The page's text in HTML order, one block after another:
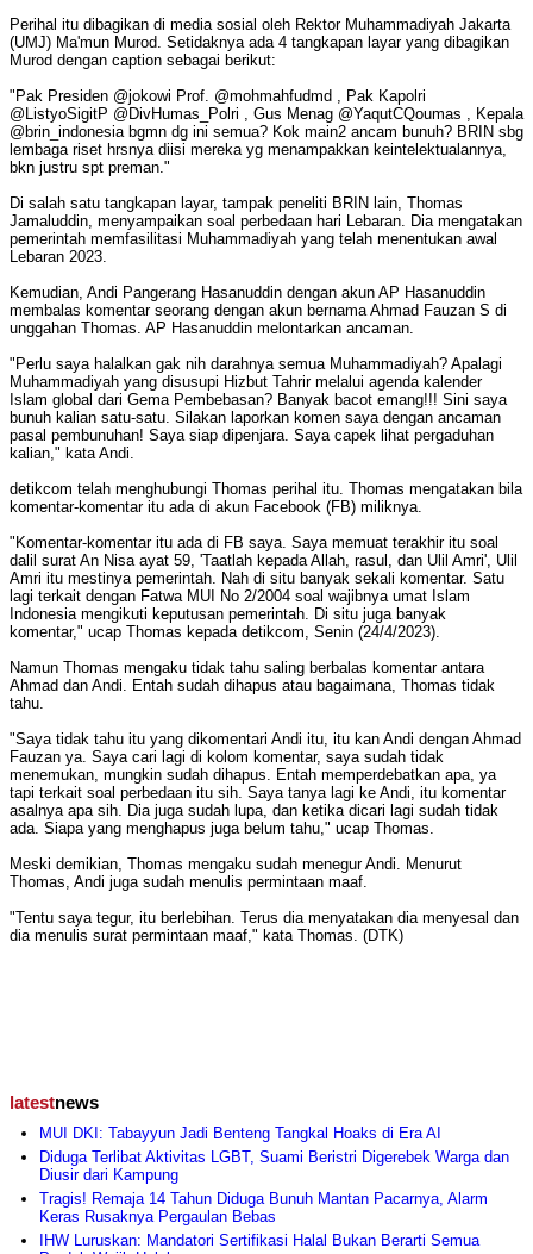
Perihal itu dibagikan di media sosial oleh Rektor Muhammadiyah Jakarta
(UMJ) Ma'mun Murod. Setidaknya ada 4 tangkapan layar yang dibagikan
Murod dengan caption sebagai berikut:
"Pak Presiden @jokowi Prof. @mohmahfudmd , Pak Kapolri
@ListyoSigitP @DivHumas_Polri , Gus Menag @YaqutCQoumas , Kepala
@brin_indonesia bgmn dg ini semua? Kok main2 ancam bunuh? BRIN sbg
lembaga riset hrsnya diisi mereka yg menampakkan keintelektualannya,
bkn justru spt preman."
Di salah satu tangkapan layar, tampak peneliti BRIN lain, Thomas
Jamaluddin, menyampaikan soal perbedaan hari Lebaran. Dia mengatakan
pemerintah memfasilitasi Muhammadiyah yang telah menentukan awal
Lebaran 2023.
Kemudian, Andi Pangerang Hasanuddin dengan akun AP Hasanuddin
membalas komentar seorang dengan akun bernama Ahmad Fauzan S di
unggahan Thomas. AP Hasanuddin melontarkan ancaman.
"Perlu saya halalkan gak nih darahnya semua Muhammadiyah? Apalagi
Muhammadiyah yang disusupi Hizbut Tahrir melalui agenda kalender
Islam global dari Gema Pembebasan? Banyak bacot emang!!! Sini saya
bunuh kalian satu-satu. Silakan laporkan komen saya dengan ancaman
pasal pembunuhan! Saya siap dipenjara. Saya capek lihat pergaduhan
kalian," kata Andi.
detikcom telah menghubungi Thomas perihal itu. Thomas mengatakan bila
komentar-komentar itu ada di akun Facebook (FB) miliknya.
"Komentar-komentar itu ada di FB saya. Saya memuat terakhir itu soal
dalil surat An Nisa ayat 59, 'Taatlah kepada Allah, rasul, dan Ulil Amri', Ulil
Amri itu mestinya pemerintah. Nah di situ banyak sekali komentar. Satu
lagi terkait dengan Fatwa MUI No 2/2004 soal wajibnya umat Islam
Indonesia mengikuti keputusan pemerintah. Di situ juga banyak
komentar," ucap Thomas kepada detikcom, Senin (24/4/2023).
Namun Thomas mengaku tidak tahu saling berbalas komentar antara
Ahmad dan Andi. Entah sudah dihapus atau bagaimana, Thomas tidak
tahu.
"Saya tidak tahu itu yang dikomentari Andi itu, itu kan Andi dengan Ahmad
Fauzan ya. Saya cari lagi di kolom komentar, saya sudah tidak
menemukan, mungkin sudah dihapus. Entah memperdebatkan apa, ya
tapi terkait soal perbedaan itu sih. Saya tanya lagi ke Andi, itu komentar
asalnya apa sih. Dia juga sudah lupa, dan ketika dicari lagi sudah tidak
ada. Siapa yang menghapus juga belum tahu," ucap Thomas.
Meski demikian, Thomas mengaku sudah menegur Andi. Menurut
Thomas, Andi juga sudah menulis permintaan maaf.
"Tentu saya tegur, itu berlebihan. Terus dia menyatakan dia menyesal dan
dia menulis surat permintaan maaf," kata Thomas. (DTK)
latestnews
MUI DKI: Tabayyun Jadi Benteng Tangkal Hoaks di Era AI
Diduga Terlibat Aktivitas LGBT, Suami Beristri Digerebek Warga dan
Diusir dari Kampung
Tragis! Remaja 14 Tahun Diduga Bunuh Mantan Pacarnya, Alarm
Keras Rusaknya Pergaulan Bebas
IHW Luruskan: Mandatori Sertifikasi Halal Bukan Berarti Semua